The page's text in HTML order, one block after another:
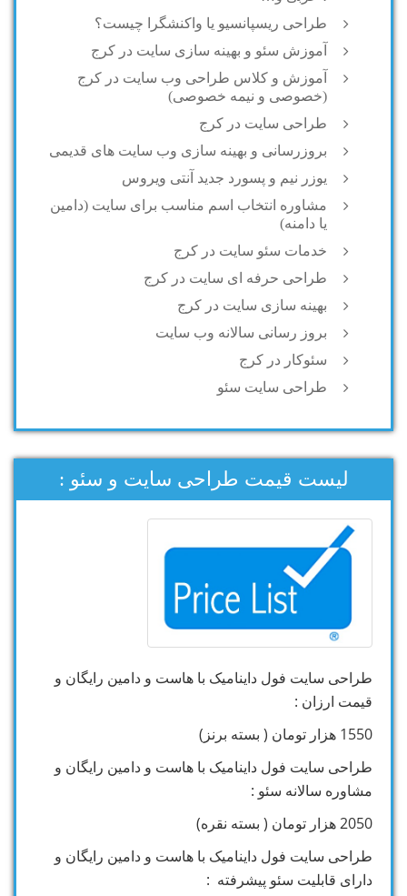
طراحی ریسپانسیو یا واکنشگرا چیست؟
آموزش سئو و بهینه سازی سایت در کرج
آموزش و کلاس طراحی وب سایت در کرج
(خصوصی و نیمه خصوصی)
طراحی سایت در کرج
بروزرسانی و بهینه سازی وب سایت های قدیمی
یوزر نیم و پسورد جدید آنتی ویروس
مشاوره انتخاب اسم مناسب برای سایت (دامین
یا دامنه)
خدمات سئو سایت در کرج
طراحی حرفه ای سایت در کرج
بهینه سازی سایت در کرج
بروز رسانی سالانه وب سایت
سئوکار در کرج
طراحی سایت سئو
لیست قیمت طراحی سایت و سئو :
طراحی سایت فول داینامیک با هاست و دامین رایگان و
قیمت ارزان :
1550 هزار تومان ( بسته برنز)
طراحی سایت فول داینامیک با هاست و دامین رایگان و
مشاوره سالانه سئو :
2050 هزار تومان ( بسته نقره)
طراحی سایت فول داینامیک با هاست و دامین رایگان و
دارای قابلیت سئو پیشرفته :